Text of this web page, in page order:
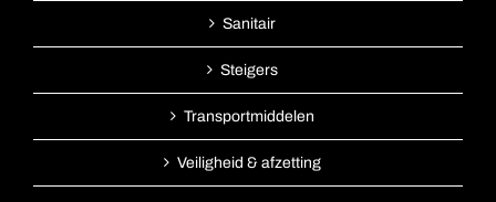
Sanitair
Steigers
Transportmiddelen
Veiligheid & afzetting